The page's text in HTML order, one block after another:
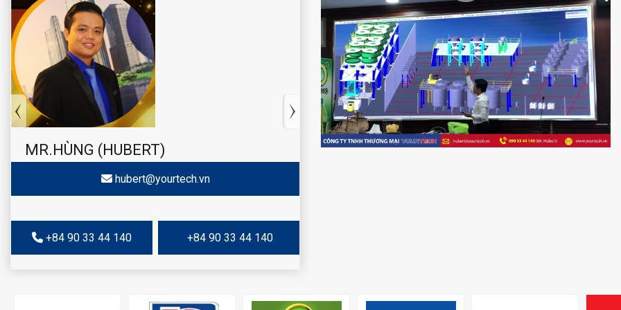
MR.HÙNG (HUBERT)
hubert@yourtech.vn
+84 90 33 44 140 +84 90 33 44 140
MS. TÚ (JENNY)